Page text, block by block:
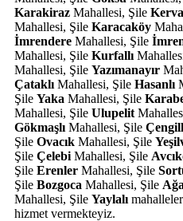
Karakiraz Mahallesi, Şile
Mahallesi, Şile Karacaköy
İmrendere Mahallesi, Şile
Mahallesi, Şile Kurfallı
Mahallesi, Şile Yazımanayır
Çataklı Mahallesi, Şile Hasanlı
Şile Yaka Mahallesi, Şile
Mahallesi, Şile Ulupelit
Gökmaşlı Mahallesi, Şile
Şile Ovacık Mahallesi, Şile
Şile Çelebi Mahallesi, Şile
Şile Erenler Mahallesi, Şile
Şile Bozgoca Mahallesi, Şile
Mahallesi, Şile Yaylalı
hizmet vermekteyiz.